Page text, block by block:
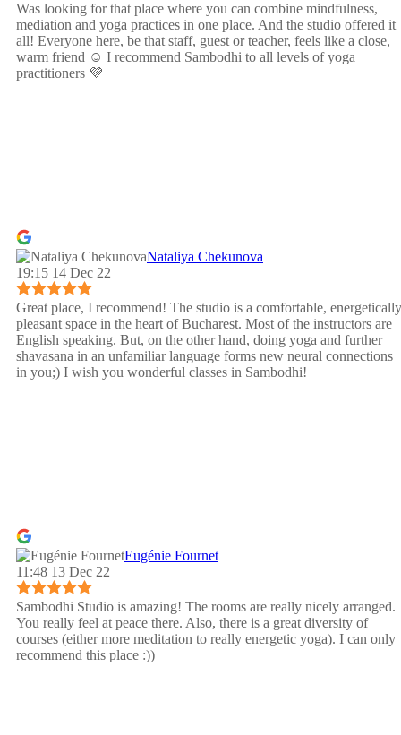
Was looking for that place where you can combine mindfulness,
mediation and yoga practices in one place. And the studio offered it
all! Everyone here, be that staff, guest or teacher, feels like a close,
warm friend ☺️ I recommend Sambodhi to all levels of yoga
practitioners 💜
Nataliya Chekunova
19:15 14 Dec 22
Great place, I recommend! The studio is a comfortable, energetically
pleasant space in the heart of Bucharest. Most of the instructors are
English speaking. But, on the other hand, doing yoga and further
shavasana in an unfamiliar language forms new neural connections
in you;) I wish you wonderful classes in Sambodhi!
Eugénie Fournet
11:48 13 Dec 22
Sambodhi Studio is amazing! The rooms are really nicely arranged.
You really feel at peace there. Also, there is a great diversity of
courses (either more meditation to really energetic yoga). I can only
recommend this place :))